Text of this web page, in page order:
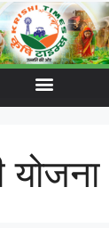
योजना